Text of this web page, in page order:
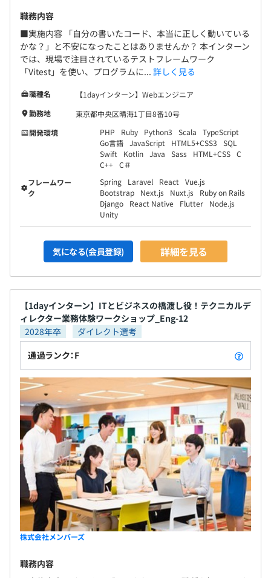
職務内容
■実施内容 「自分の書いたコード、本当に正しく動いている
かな？」と不安になったことはありませんか？ 本インターン
では、現場で注目されているテストフレームワーク
「Vitest」を使い、プログラムに... 詳しく見る
職種名
【1dayインターン】Webエンジニア
勤務地
東京都中央区晴海1丁目8番10号
開発環境
PHP Ruby Python3 Scala
TypeScript
Go言語 JavaScript HTML5+CSS3
SQL
Swift
Kotlin Java Sass HTML+CSS C
C++ C＃
フレームワー
ク
Spring Laravel React
Vue.js
Bootstrap
Next.js Nuxt.js
Ruby on Rails
Django
React Native Flutter
Node.js
Unity
気になる(会員登録) 詳細を見る
【1dayインターン】ITとビジネスの橋渡し役！テクニカルデ
ィレクター業務体験ワークショップ_Eng-12
2028年卒
ダイレクト選考
通過ランク：F
株式会社メンバーズ
職務内容